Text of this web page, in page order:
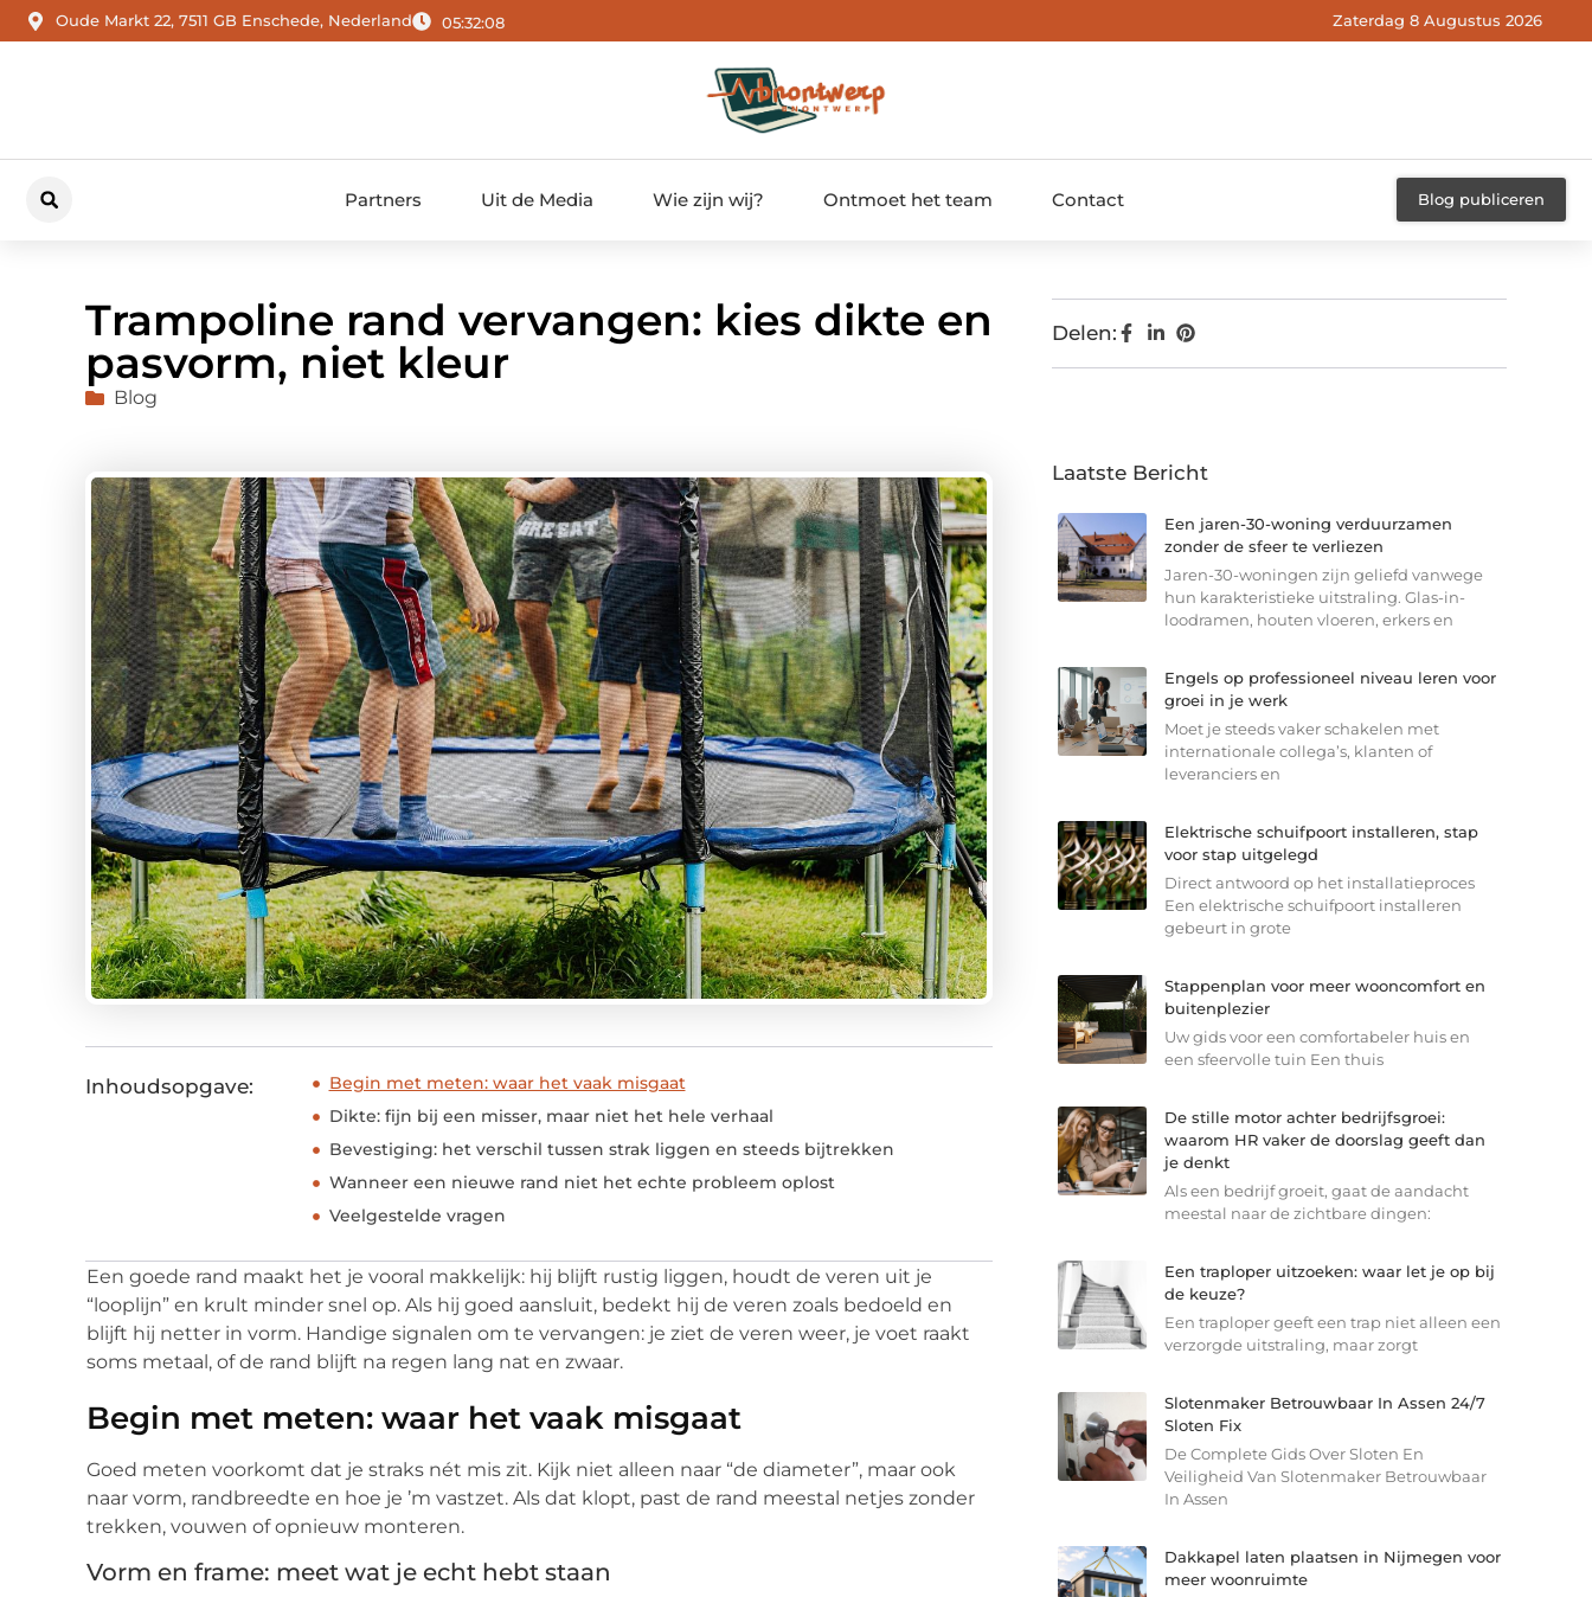
Oude Markt 22, 7511 GB Enschede, Nederland 05:32:10 Zaterdag 8 Augustus 2026
Partners Uit de Media Wie zijn wij? Ontmoet het team Contact Blog publiceren
Trampoline rand vervangen: kies dikte en
pasvorm, niet kleur
Blog
Inhoudsopgave:
Begin met meten: waar het vaak misgaat
Dikte: fijn bij een misser, maar niet het hele verhaal
Bevestiging: het verschil tussen strak liggen en steeds bijtrekken
Wanneer een nieuwe rand niet het echte probleem oplost
Veelgestelde vragen
Een goede rand maakt het je vooral makkelijk: hij blijft rustig liggen, houdt de veren uit je
“looplijn” en krult minder snel op. Als hij goed aansluit, bedekt hij de veren zoals bedoeld en
blijft hij netter in vorm. Handige signalen om te vervangen: je ziet de veren weer, je voet raakt
soms metaal, of de rand blijft na regen lang nat en zwaar.
Begin met meten: waar het vaak misgaat
Goed meten voorkomt dat je straks nét mis zit. Kijk niet alleen naar “de diameter”, maar ook
naar vorm, randbreedte en hoe je ’m vastzet. Als dat klopt, past de rand meestal netjes zonder
trekken, vouwen of opnieuw monteren.
Vorm en frame: meet wat je echt hebt staan
Delen:
Laatste Bericht
Een jaren-30-woning verduurzamen
zonder de sfeer te verliezen
Jaren-30-woningen zijn geliefd vanwege
hun karakteristieke uitstraling. Glas-in-
loodramen, houten vloeren, erkers en
Engels op professioneel niveau leren voor
groei in je werk
Moet je steeds vaker schakelen met
internationale collega’s, klanten of
leveranciers en
Elektrische schuifpoort installeren, stap
voor stap uitgelegd
Direct antwoord op het installatieproces
Een elektrische schuifpoort installeren
gebeurt in grote
Stappenplan voor meer wooncomfort en
buitenplezier
Uw gids voor een comfortabeler huis en
een sfeervolle tuin Een thuis
De stille motor achter bedrijfsgroei:
waarom HR vaker de doorslag geeft dan
je denkt
Als een bedrijf groeit, gaat de aandacht
meestal naar de zichtbare dingen:
Een traploper uitzoeken: waar let je op bij
de keuze?
Een traploper geeft een trap niet alleen een
verzorgde uitstraling, maar zorgt
Slotenmaker Betrouwbaar In Assen 24/7
Sloten Fix
De Complete Gids Over Sloten En
Veiligheid Van Slotenmaker Betrouwbaar
In Assen
Dakkapel laten plaatsen in Nijmegen voor
meer woonruimte